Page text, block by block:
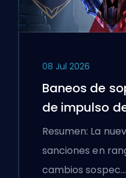
08 Jul 2026
Baneos de
de impulso
de League of
Resumen: La
sanciones en
cambios sospec…